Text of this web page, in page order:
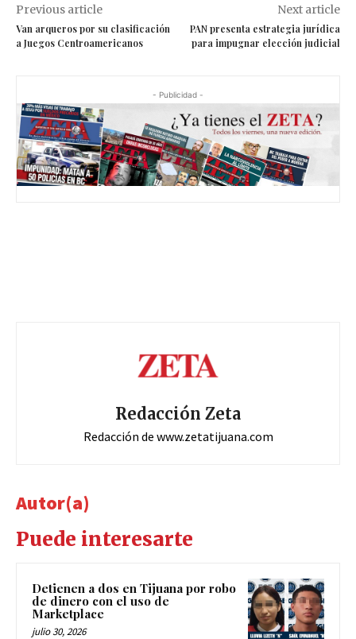
Previous article
Van arqueros por su clasificación
a Juegos Centroamericanos
Next article
PAN presenta estrategia jurídica
para impugnar elección judicial
- Publicidad -
Redacción Zeta
Redacción de www.zetatijuana.com
Autor(a)
Puede interesarte
Detienen a dos en Tijuana por robo
de dinero con el uso de
Marketplace
julio 30, 2026